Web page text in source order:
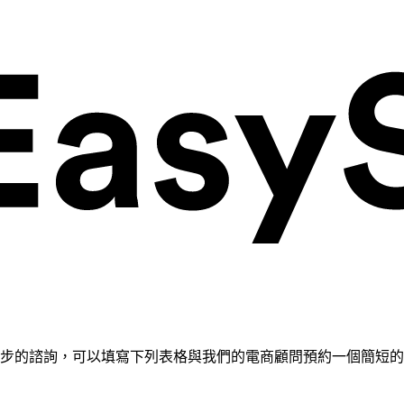
的諮詢，可以填寫下列表格與我們的電商顧問預約一個簡短